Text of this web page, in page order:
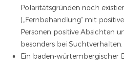
Polaritätsgründen noch
(„Fernbehandlung“ mit
Personen positive Absichten
besonders bei Suchtverhalten.
Ein baden-würtembergischer